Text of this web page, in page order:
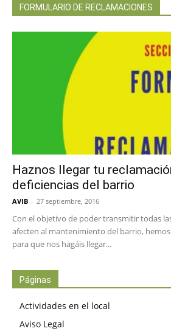
FORMULARIO DE RECLAMACIONES
Haznos llegar tu
deficiencias del barrio
AVIB - 27 septiembre, 2016
Con el objetivo de poder transmitir todas
afecten al mantenimiento del barrio,
para que nos hagáis llegar...
Páginas
Actividades en el local
Aviso Legal